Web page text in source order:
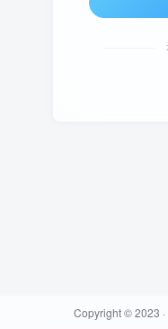
Copyright © 2023 ·